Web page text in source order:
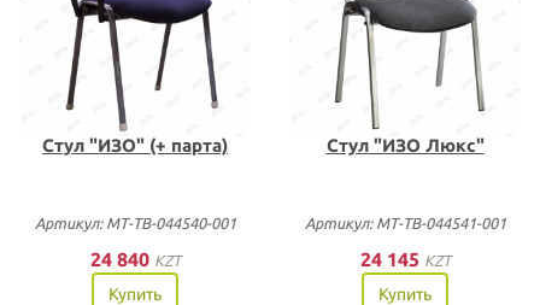
Стул "ИЗО" (+ парта)
Артикул: МТ-ТВ-044540-001
24 840 KZT
Купить
Стул "ИЗО Люкс"
Артикул: МТ-ТВ-044541-001
24 145 KZT
Купить